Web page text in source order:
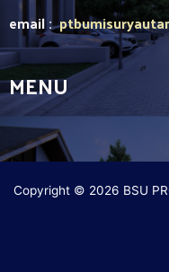
email :
MENU
Copyright © 2026 BSU